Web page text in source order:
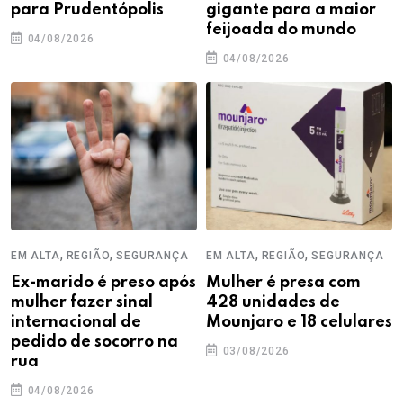
para Prudentópolis
04/08/2026
gigante para a maior
feijoada do mundo
04/08/2026
EM ALTA, REGIÃO,SEGURANÇA
Ex-marido é preso após
mulher fazer sinal
internacional de
pedido de socorro na
rua
04/08/2026
EM ALTA, REGIÃO,SEGURANÇA
Mulher é presa com
428 unidades de
Mounjaro e 18 celulares
03/08/2026